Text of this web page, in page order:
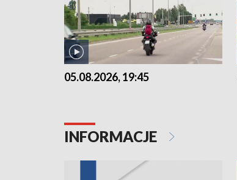
05.08.2026, 19:45
INFORMACJE